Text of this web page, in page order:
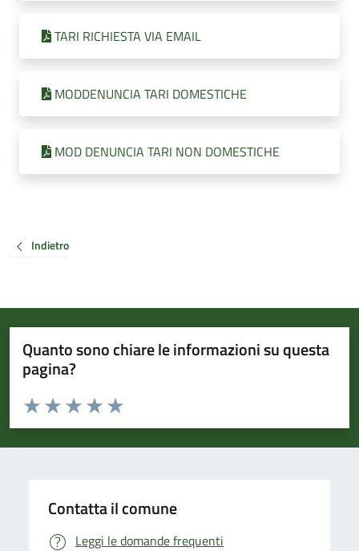
TARI RICHIESTA VIA EMAIL
MODDENUNCIA TARI DOMESTICHE
MOD DENUNCIA TARI NON DOMESTICHE
Indietro
Quanto sono chiare le informazioni su questa
pagina?
Valuta da 1 a 5 stelle la pagina
Valuta 5 stelle su 5
Valuta 4 stelle su 5
Valuta 3 stelle su 5
Valuta 2 stelle su 5
Valuta 1 stelle su 5
Contatta il comune
Leggi le domande frequenti